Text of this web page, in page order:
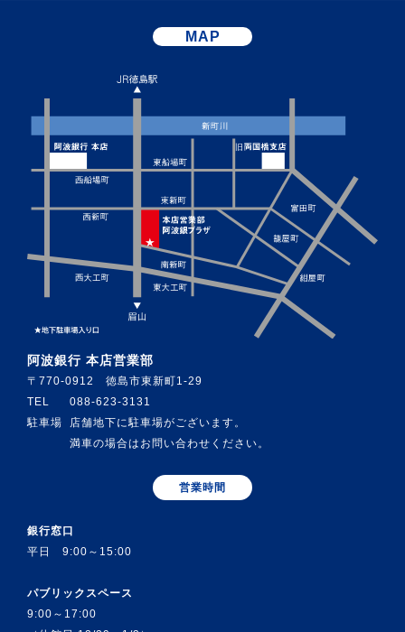
MAP
阿波銀行 本店営業部
〒770-0912 徳島市東新町1-29
TEL
088-623-3131
駐車場
店舗地下に駐車場がございます。
満車の場合はお問い合わせください。
営業時間
銀行窓口
平日 9:00～15:00
パブリックスペース
9:00～17:00